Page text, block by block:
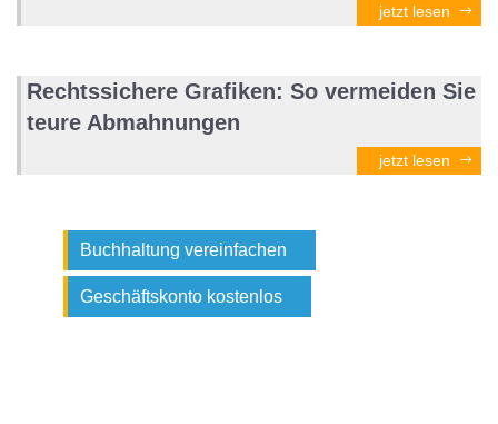
jetzt lesen
Rechtssichere Grafiken: So vermeiden Sie
teure Abmahnungen
jetzt lesen
Buchhaltung vereinfachen
Geschäftskonto kostenlos